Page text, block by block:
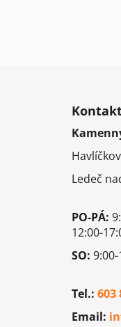
Ledeč
PO-PÁ:
12:00-
SO:
Tel.: 603
Email: